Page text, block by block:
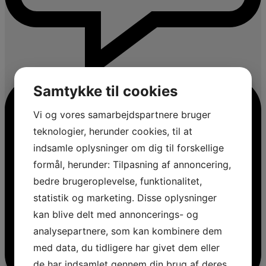
Samtykke til cookies
Vi og vores samarbejdspartnere bruger
teknologier, herunder cookies, til at
indsamle oplysninger om dig til forskellige
formål, herunder: Tilpasning af annoncering,
bedre brugeroplevelse, funktionalitet,
statistik og marketing. Disse oplysninger
kan blive delt med annoncerings- og
analysepartnere, som kan kombinere dem
med data, du tidligere har givet dem eller